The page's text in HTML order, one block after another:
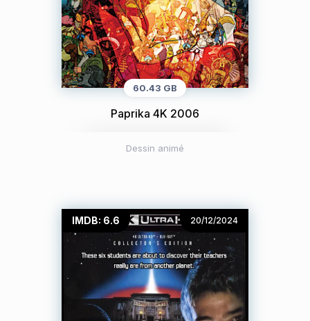
60.43 GB
Paprika 4K 2006
Dessin animé
IMDB: 6.6 20/12/2024